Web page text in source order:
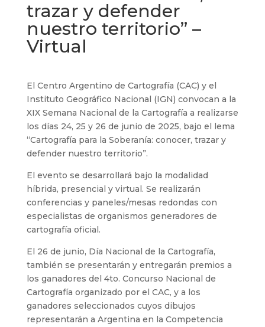
trazar y defender
nuestro territorio” –
Virtual
El Centro Argentino de Cartografía (CAC) y el
Instituto Geográfico Nacional (IGN) convocan a la
XIX Semana Nacional de la Cartografía a realizarse
los días 24, 25 y 26 de junio de 2025, bajo el lema
“Cartografía para la Soberanía: conocer, trazar y
defender nuestro territorio”.
El evento se desarrollará bajo la modalidad
híbrida, presencial y virtual. Se realizarán
conferencias y paneles/mesas redondas con
especialistas de organismos generadores de
cartografía oficial.
El 26 de junio, Día Nacional de la Cartografía,
también se presentarán y entregarán premios a
los ganadores del 4to. Concurso Nacional de
Cartografía organizado por el CAC, y a los
ganadores seleccionados cuyos dibujos
representarán a Argentina en la Competencia